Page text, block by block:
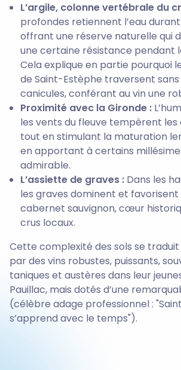
L’argile, colonne vertébrale du
profondes retiennent l’eau
offrant une réserve naturelle qui
une certaine résistance pendant
Cela explique en partie pourquoi
de Saint-Estèphe traversent
canicules, conférant au vin une
Proximité avec la Gironde :
les vents du fleuve tempèrent les
tout en stimulant la maturation
en apportant à certains
admirable.
L’assiette de graves : Dans les
les graves dominent et favorisent
cabernet sauvignon, cœur
crus locaux.
Cette complexité des sols se
par des vins robustes, puissants,
taniques et austères dans leur
Pauillac, mais dotés d’une
(célèbre adage professionnel :
s’apprend avec le temps").